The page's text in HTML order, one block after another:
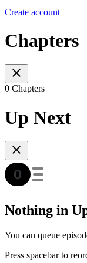
Create account
Chapters
0 Chapters
Up Next
Nothing in
You can queue
Press spacebar to